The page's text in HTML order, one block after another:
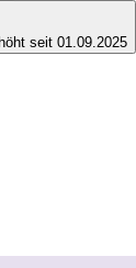
seit 01.09.2025